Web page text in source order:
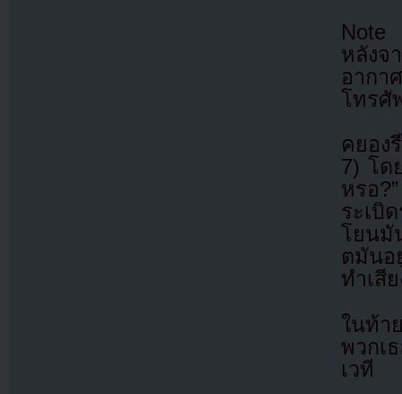
Note
หลังจ
อากา
โทรศั
คยอง
7) โด
หรอ
ระเบิ
โยนมั
ตมันอ
ทำเสี
ในท้า
พวกเ
เวที